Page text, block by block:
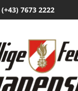
(+43) 7673 2222